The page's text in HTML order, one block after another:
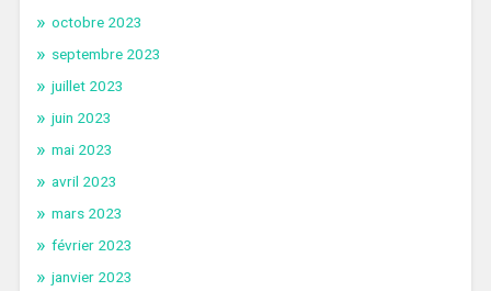
octobre 2023
septembre 2023
juillet 2023
juin 2023
mai 2023
avril 2023
mars 2023
février 2023
janvier 2023